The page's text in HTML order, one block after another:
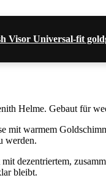
Visor Universal-fit
Helme. Gebaut für
warmem
werden.
dezentriertem,
bleibt.